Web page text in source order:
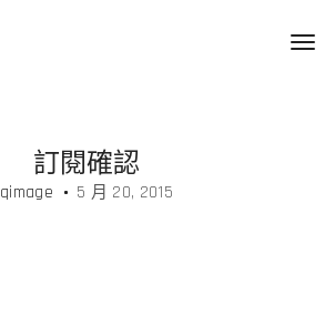
訂閱確認
qimage 5 月 20, 2015